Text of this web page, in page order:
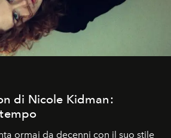
di Nicole Kidman:
ormai da decenni con il suo stile